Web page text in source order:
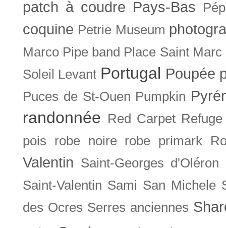
patch à coudre Pays-Bas
coquine Petrie Museum
Marco Pipe band Place Saint Marc
Soleil Levant Portugal Poupée
Puces de St-Ouen Pumpkin
randonnée Red Carpet Refuge
pois
robe noire robe primark
Valentin Saint-Georges d'Oléron
Saint-Valentin Sami San Michele
des Ocres Serres anciennes